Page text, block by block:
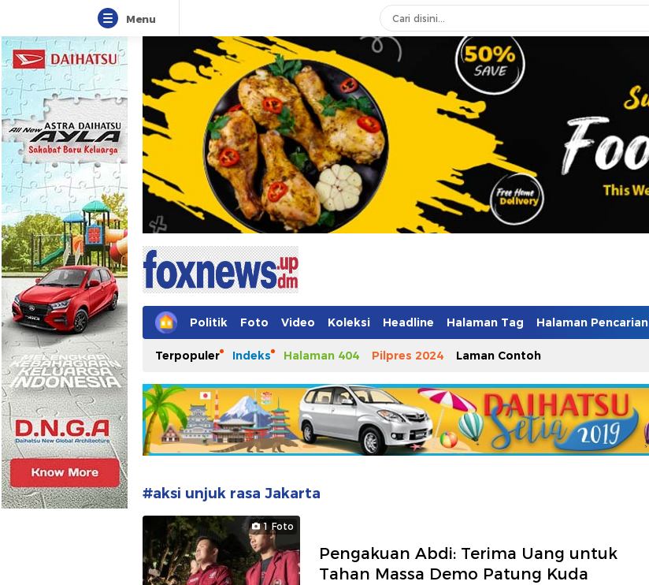
Menu
Foxnews
Informasi Tanpa Batasan Waktu
Politik Foto Video Koleksi Headline Halaman Tag Halaman Pencarian
Terpopuler Indeks Halaman 404 Pilpres 2024 Laman Contoh
#aksi unjuk rasa Jakarta
1 Foto
Pengakuan Abdi: Terima Uang untuk
Tahan Massa Demo Patung Kuda